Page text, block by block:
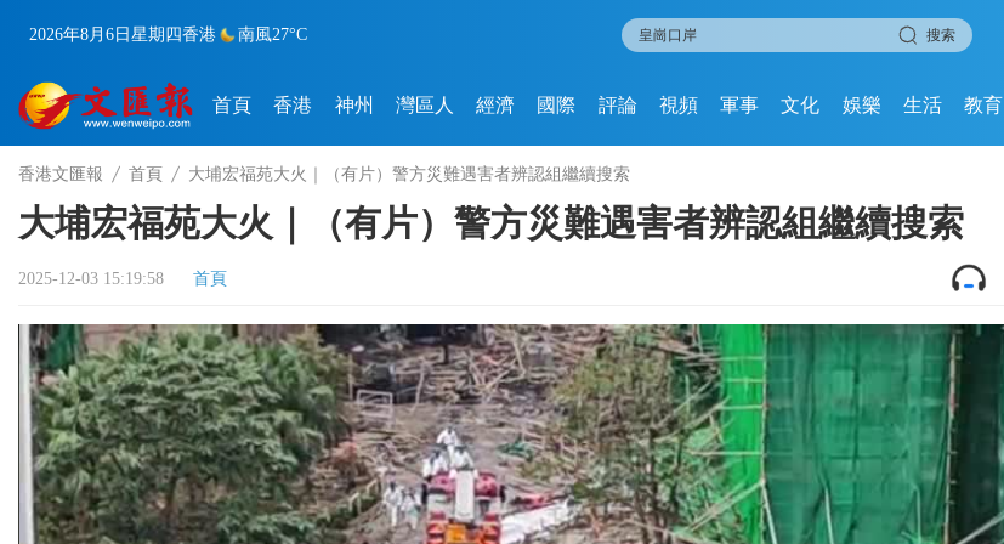
2026年8月6日 星期四香港 南風27°C 搜索
首頁 香港 神州 灣區人 經濟 國際 評論 視頻 軍事 文化 娛樂 生活 教育
香港文匯報 首頁 大埔宏福苑大火｜（有片）警方災難遇害者辨認組繼續搜索
大埔宏福苑大火｜（有片）警方災難遇害者辨認組繼續搜索
2025-12-03 15:19:58 首頁